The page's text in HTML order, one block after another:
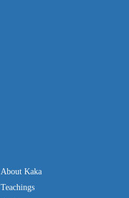
About Kaka
Teachings